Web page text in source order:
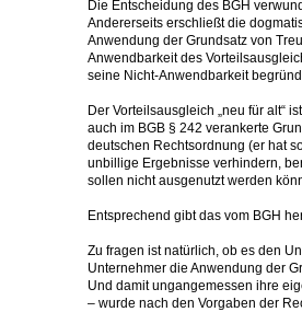
Die Entscheidung des BGH
Andererseits erschließt die
Anwendung der Grundsatz von
Anwendbarkeit des
seine Nicht-Anwendbarkeit
Der Vorteilsausgleich „neu für alt“
auch im BGB § 242 verankerte
deutschen Rechtsordnung (er hat
unbillige Ergebnisse verhindern,
sollen nicht ausgenutzt werden
Entsprechend gibt das vom BGH
Zu fragen ist natürlich, ob es den
Unternehmer die Anwendung der
Und damit ungangemessen ihre
– wurde nach den Vorgaben der